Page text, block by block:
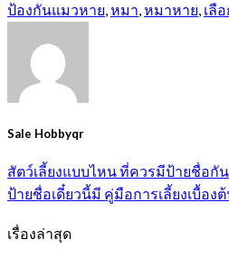
ป้องกันแมวหาย,หมา,หมาหาย, เลื
Sale Hobbyqr
สัตว์เลี้ยงแบบไหน ที่ควรมีป้ายชื่อกัน
ป้ายชื่อเดี๋ยวนี้มี คู่มือการเลี้ยงเบื้อง
เรื่องล่าสุด